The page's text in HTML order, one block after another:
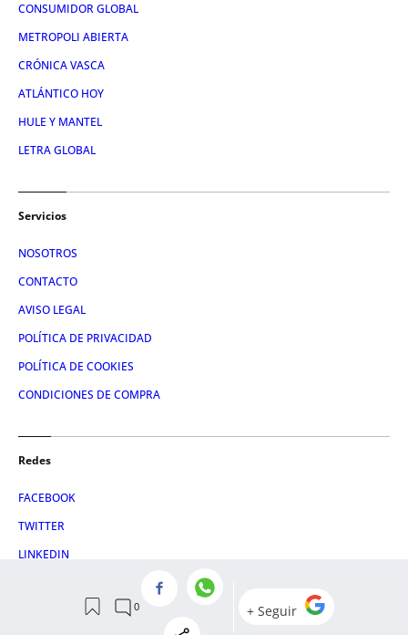
CONSUMIDOR GLOBAL
METROPOLI ABIERTA
CRÓNICA VASCA
ATLÁNTICO HOY
HULE Y MANTEL
LETRA GLOBAL
Servicios
NOSOTROS
CONTACTO
AVISO LEGAL
POLÍTICA DE PRIVACIDAD
POLÍTICA DE COOKIES
CONDICIONES DE COMPRA
Redes
FACEBOOK
TWITTER
LINKEDIN